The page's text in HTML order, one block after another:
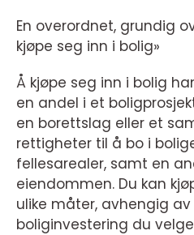
En overordnet, grundig
kjøpe seg inn i bolig»
Å kjøpe seg inn i bolig
en andel i et
en borettslag eller et
rettigheter til å bo i
fellesarealer, samt en
eiendommen. Du kan
ulike måter, avhengig
boliginvestering du